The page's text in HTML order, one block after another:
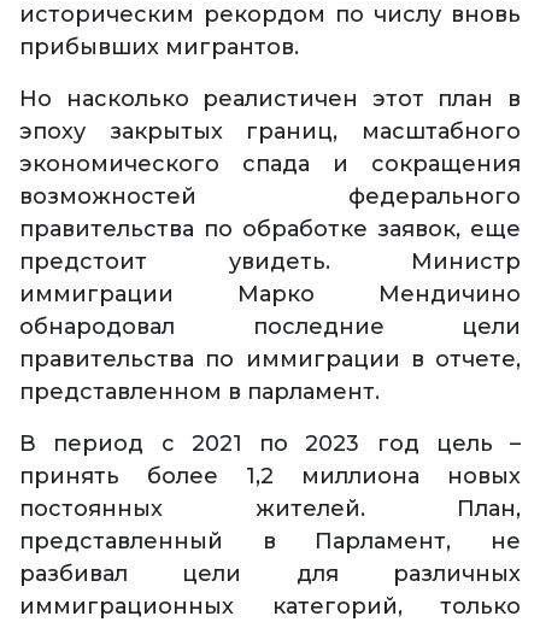
историческим рекордом по числу вновь
прибывших мигрантов.
Но насколько реалистичен этот план в
эпоху закрытых границ, масштабного
экономического спада и сокращения
возможностей федерального
правительства по обработке заявок, еще
предстоит увидеть. Министр
иммиграции Марко Мендичино
обнародовал последние цели
правительства по иммиграции в отчете,
представленном в парламент.
В период с 2021 по 2023 год цель –
принять более 1,2 миллиона новых
постоянных жителей. План,
представленный в Парламент, не
разбивал цели для различных
иммиграционных категорий, только